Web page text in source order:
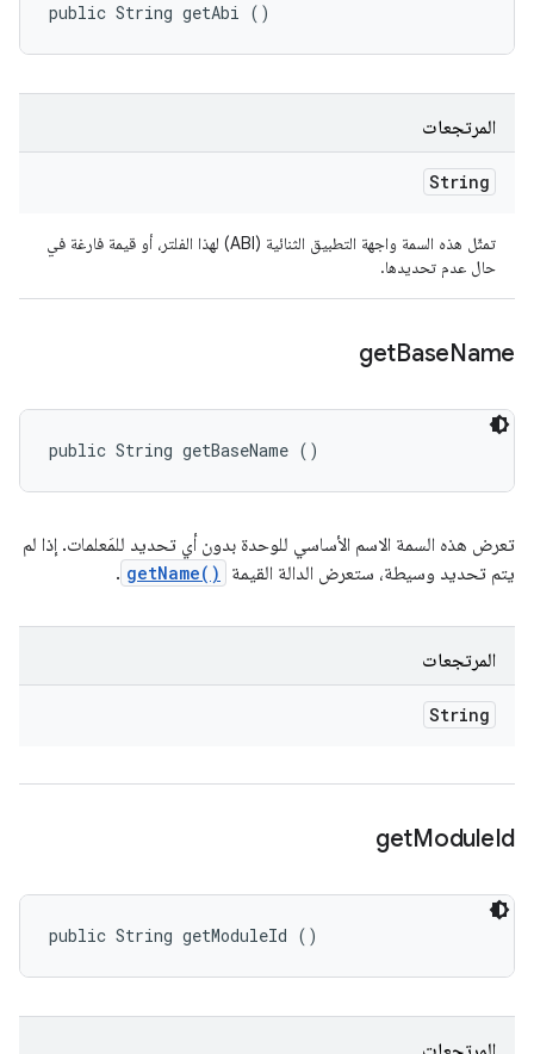
public String getAbi ()
المرتجعات
String
تمثّل هذه السمة واجهة التطبيق الثنائية (ABI) لهذا الفلتر، أو قيمة فارغة في
حال عدم تحديدها.
getBaseName
public String getBaseName ()
تعرض هذه السمة الاسم الأساسي للوحدة بدون أي تحديد للمَعلمات. إذا لم
يتم تحديد وسيطة، ستعرض الدالة القيمة
getName()
.
المرتجعات
String
getModuleId
public String getModuleId ()